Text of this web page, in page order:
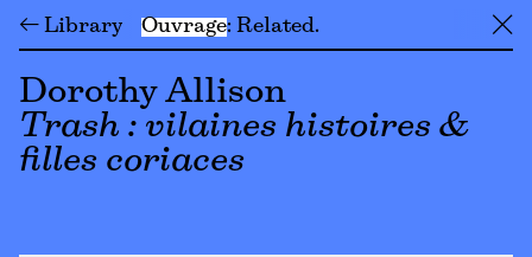
← Library Ouvrage Related ╳
Dorothy Allison
Trash : vilaines histoires &
filles coriaces